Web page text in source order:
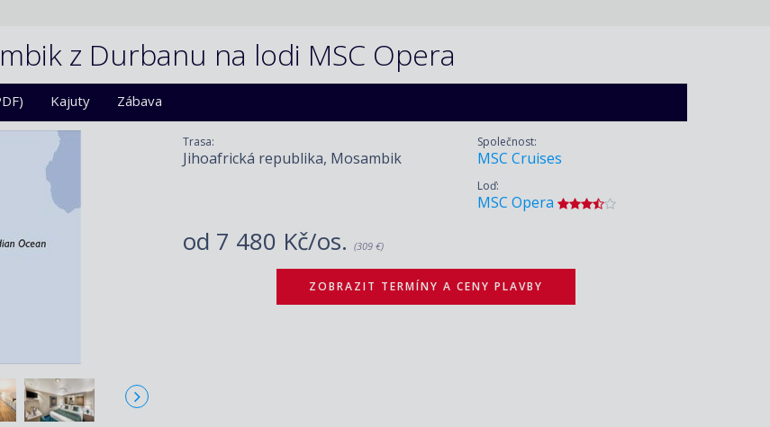
z Durbanu na lodi MSC Opera
Kajuty Zábava
Trasa:
Jihoafrická republika, Mosambik
Společnost:
MSC Cruises
Loď:
MSC Opera
od 7 480 Kč/os. (309 €)
ZOBRAZIT TERMÍNY A CENY PLAVBY